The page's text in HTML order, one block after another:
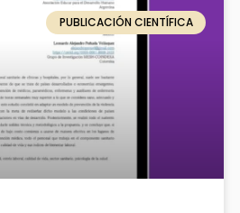
PUBLICACIÓN CIENTÍFICA